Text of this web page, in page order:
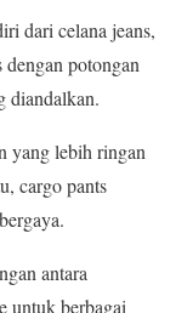
dari celana jeans,
dengan potongan
diandalkan.
yang lebih ringan
cargo pants
antara
untuk berbagai